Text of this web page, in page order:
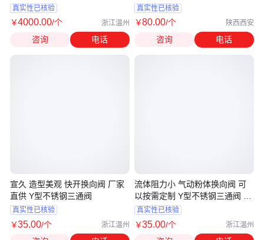
真实性已核验
￥4000.00/个 浙江温州
咨询 电话
宣久 造型美观 快开换向阀 厂家
直供 Y型不锈钢三通阀
真实性已核验
￥35.00/个 浙江温州
真实性已核验
￥80.00/个 陕西西安
咨询 电话
流体阻力小 气动粉体换向阀 可
以按需定制 Y型不锈钢三通阀 宣
久
真实性已核验
￥35.00/个 浙江温州